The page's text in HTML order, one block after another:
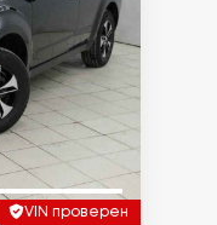
VIN проверен